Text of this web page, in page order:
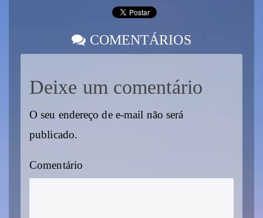
COMENTÁRIOS
Deixe um comentário
O seu endereço de e-mail não será
publicado.
Comentário